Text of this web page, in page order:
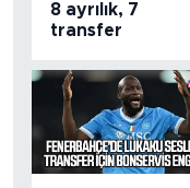
8 ayrılık, 7
transfer